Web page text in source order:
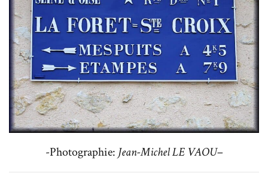
-Photographie: Jean-Michel LE VAOU–